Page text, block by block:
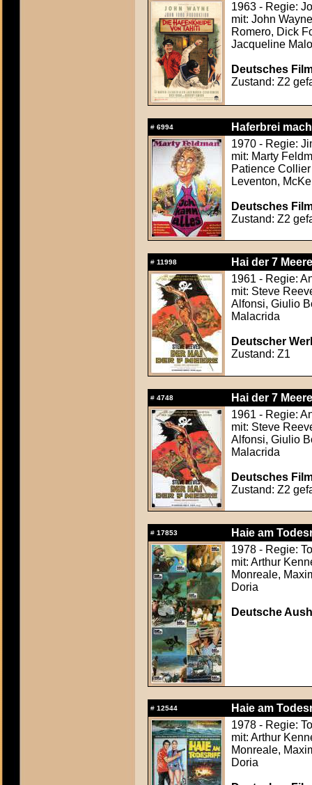
1963 - Regie:
mit: John
Romero, Dick
Jacqueline
Deutsches
Zustand: Z2
# 6994
Haferbrei
1970 - Regie:
mit: Marty
Patience
Leventon,
Deutsches
Zustand: Z2
# 11998
Hai der 7
1961 - Regie:
mit: Steve
Alfonsi, Giulio
Malacrida
Deutscher
Zustand: Z1
# 4748
Hai der 7
1961 - Regie:
mit: Steve
Alfonsi, Giulio
Malacrida
Deutsches
Zustand: Z2
# 17853
Haie am
1978 - Regie:
mit: Arthur
Monreale,
Doria
Deutsche
# 12544
Haie am
1978 - Regie:
mit: Arthur
Monreale,
Doria